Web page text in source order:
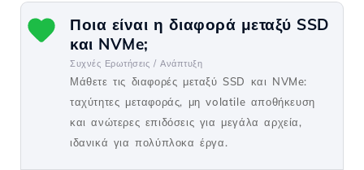
Ποια είναι η διαφορά μεταξύ SSD
και NVMe;
Συχνές Ερωτήσεις / Ανάπτυξη
Μάθετε τις διαφορές μεταξύ SSD και NVMe:
ταχύτητες μεταφοράς, μη volatile αποθήκευση
και ανώτερες επιδόσεις για μεγάλα αρχεία,
ιδανικά για πολύπλοκα έργα.